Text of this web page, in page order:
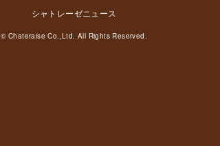
シャトレーゼニュース
© Chateraise Co.,Ltd. All Rights Reserved.